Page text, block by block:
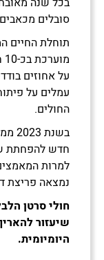
סובלים
תוחלת החיים
מוערכת בכ-10 חודשים.
על אחוזים
עמלים על
החולים.
חדש להפחתת
למרות
נמצאה פריצת
חולי סרטן
שיעזור
היומיומית.